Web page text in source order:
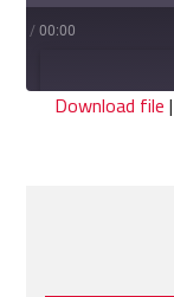
00:00
/
Download file|